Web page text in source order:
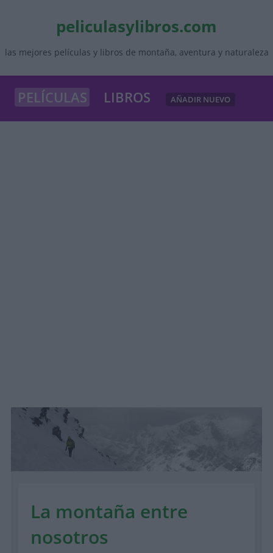
peliculasylibros.com
las mejores películas y libros de montaña, aventura y naturaleza
PELÍCULAS LIBROS AÑADIR NUEVO
La montaña entre
nosotros